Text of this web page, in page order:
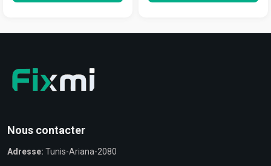
Nous contacter
Adresse: Tunis-Ariana-2080